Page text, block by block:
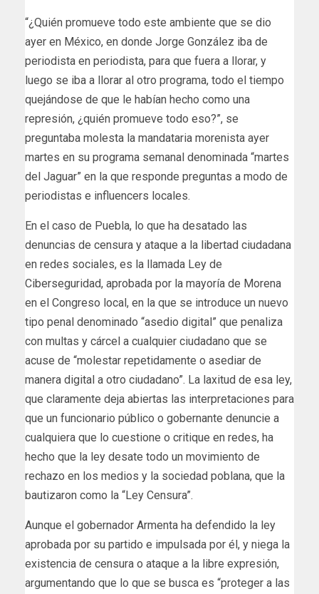
“¿Quién promueve todo este ambiente que se dio
ayer en México, en donde Jorge González iba de
periodista en periodista, para que fuera a llorar, y
luego se iba a llorar al otro programa, todo el tiempo
quejándose de que le habían hecho como una
represión, ¿quién promueve todo eso?”, se
preguntaba molesta la mandataria morenista ayer
martes en su programa semanal denominada “martes
del Jaguar” en la que responde preguntas a modo de
periodistas e influencers locales.
En el caso de Puebla, lo que ha desatado las
denuncias de censura y ataque a la libertad ciudadana
en redes sociales, es la llamada Ley de
Ciberseguridad, aprobada por la mayoría de Morena
en el Congreso local, en la que se introduce un nuevo
tipo penal denominado “asedio digital” que penaliza
con multas y cárcel a cualquier ciudadano que se
acuse de “molestar repetidamente o asediar de
manera digital a otro ciudadano”. La laxitud de esa ley,
que claramente deja abiertas las interpretaciones para
que un funcionario público o gobernante denuncie a
cualquiera que lo cuestione o critique en redes, ha
hecho que la ley desate todo un movimiento de
rechazo en los medios y la sociedad poblana, que la
bautizaron como la “Ley Censura”.
Aunque el gobernador Armenta ha defendido la ley
aprobada por su partido e impulsada por él, y niega la
existencia de censura o ataque a la libre expresión,
argumentando que lo que se busca es “proteger a las